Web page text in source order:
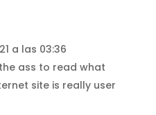
a las 03:36
ass to read what
site is really user